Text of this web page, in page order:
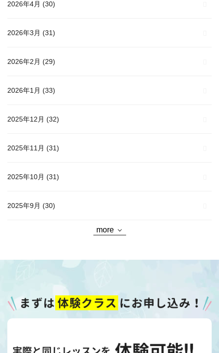
2026年4月 (30)
2026年3月 (31)
2026年2月 (29)
2026年1月 (33)
2025年12月 (32)
2025年11月 (31)
2025年10月 (31)
2025年9月 (30)
more